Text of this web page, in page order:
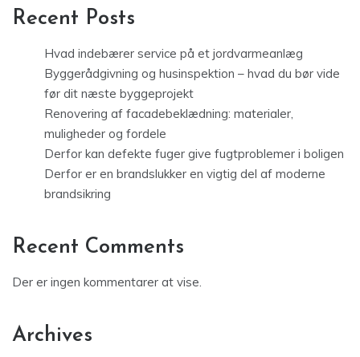
Recent Posts
Hvad indebærer service på et jordvarmeanlæg
Byggerådgivning og husinspektion – hvad du bør vide
før dit næste byggeprojekt
Renovering af facadebeklædning: materialer,
muligheder og fordele
Derfor kan defekte fuger give fugtproblemer i boligen
Derfor er en brandslukker en vigtig del af moderne
brandsikring
Recent Comments
Der er ingen kommentarer at vise.
Archives